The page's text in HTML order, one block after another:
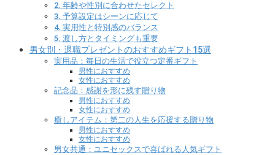
2. 年齢や性別に合わせたセレクト
3. 予算設定はシーンに応じて
4. 実用性と特別感のバランス
5. 渡し方とタイミングも重要
男女別・退職プレゼントのおすすめギフト15選
実用品：毎日の生活で役立つ定番ギフト
男性におすすめ
女性におすすめ
記念品：感謝を形に残す贈り物
男性におすすめ
女性におすすめ
癒しアイテム：第二の人生を応援する贈り物
男性におすすめ
女性におすすめ
男女共通：ユニセックスで喜ばれる人気ギフト